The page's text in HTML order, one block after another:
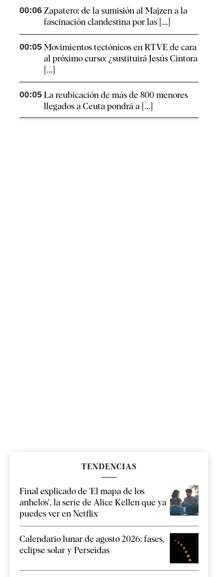
00:06 Zapatero: de la sumisión al Majzen a la
fascinación clandestina por las [...]
00:05 Movimientos tectónicos en RTVE de cara
al próximo curso: ¿sustituirá Jesús Cintora
[...]
00:05 La reubicación de más de 800 menores
llegados a Ceuta pondrá a [...]
TENDENCIAS
Final explicado de 'El mapa de los
anhelos', la serie de Alice Kellen que ya
puedes ver en Netflix
Calendario lunar de agosto 2026: fases,
eclipse solar y Perseidas